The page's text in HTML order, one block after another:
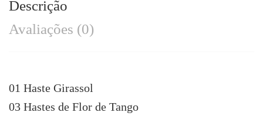
Descrição
Avaliações (0)
01 Haste Girassol
03 Hastes de Flor de Tango